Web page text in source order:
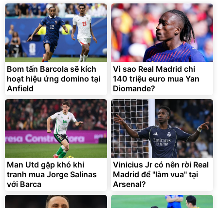
Bom tấn Barcola sẽ kích
hoạt hiệu ứng domino tại
Anfield
Vì sao Real Madrid chi
140 triệu euro mua Yan
Diomande?
Man Utd gặp khó khi
tranh mua Jorge Salinas
với Barca
Vinicius Jr có nên rời Real
Madrid để "làm vua" tại
Arsenal?